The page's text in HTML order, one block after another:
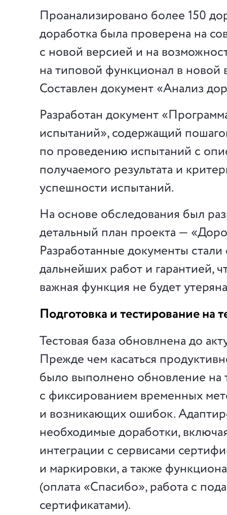
Проанализировано более 150
доработка была проверена на
с новой версией и на
на типовой функционал в новой
Составлен документ «Анализ
Разработан документ
испытаний», содержащий
по проведению испытаний с
получаемого результата и
успешности испытаний.
На основе обследования был
детальный план проекта —
Разработанные документы
дальнейших работ и гарантией,
важная функция не будет
Подготовка и тестирование на
Тестовая база обновлнена до
Прежде чем касаться
было выполнено обновление на
с фиксированием временных
и возникающих ошибок.
необходимые доработки,
интеграции с сервисами
и маркировки, а также
(оплата «Спасибо», работа с
сертификатами).